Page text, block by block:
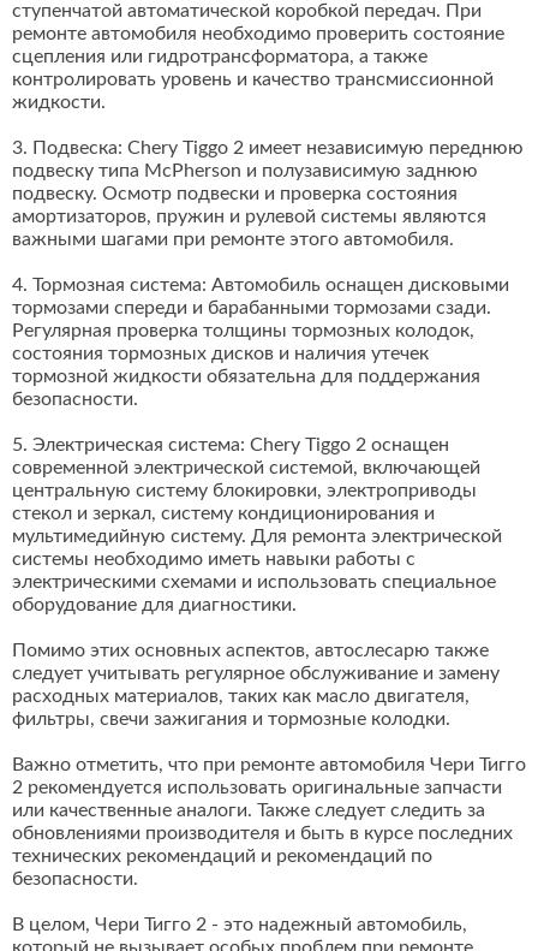
ступенчатой автоматической коробкой передач. При
ремонте автомобиля необходимо проверить состояние
сцепления или гидротрансформатора, а также
контролировать уровень и качество трансмиссионной
жидкости.
3. Подвеска: Chery Tiggo 2 имеет независимую переднюю
подвеску типа McPherson и полузависимую заднюю
подвеску. Осмотр подвески и проверка состояния
амортизаторов, пружин и рулевой системы являются
важными шагами при ремонте этого автомобиля.
4. Тормозная система: Автомобиль оснащен дисковыми
тормозами спереди и барабанными тормозами сзади.
Регулярная проверка толщины тормозных колодок,
состояния тормозных дисков и наличия утечек
тормозной жидкости обязательна для поддержания
безопасности.
5. Электрическая система: Chery Tiggo 2 оснащен
современной электрической системой, включающей
центральную систему блокировки, электроприводы
стекол и зеркал, систему кондиционирования и
мультимедийную систему. Для ремонта электрической
системы необходимо иметь навыки работы с
электрическими схемами и использовать специальное
оборудование для диагностики.
Помимо этих основных аспектов, автослесарю также
следует учитывать регулярное обслуживание и замену
расходных материалов, таких как масло двигателя,
фильтры, свечи зажигания и тормозные колодки.
Важно отметить, что при ремонте автомобиля Чери Тигго
2 рекомендуется использовать оригинальные запчасти
или качественные аналоги. Также следует следить за
обновлениями производителя и быть в курсе последних
технических рекомендаций и рекомендаций по
безопасности.
В целом, Чери Тигго 2 - это надежный автомобиль,